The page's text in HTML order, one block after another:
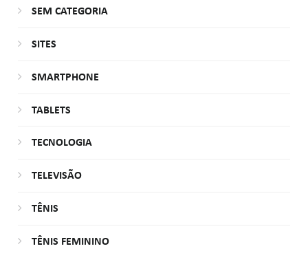
SEM CATEGORIA
SITES
SMARTPHONE
TABLETS
TECNOLOGIA
TELEVISÃO
TÊNIS
TÊNIS FEMININO